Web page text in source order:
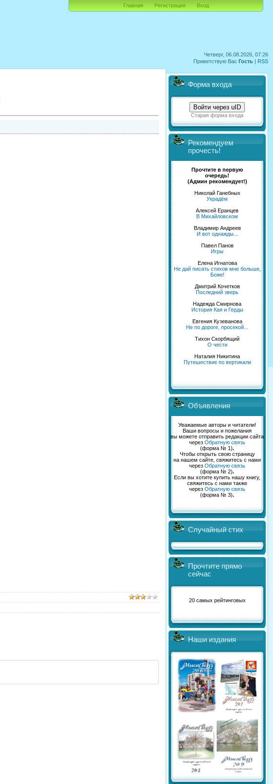
Четверг, 06.08.2026, 07:26
Приветствую Вас Гость | RSS
Главная Регистрация Вход
Форма входа
Войти через uID
Старая форма входа
Рекомендуем
прочесть!
Прочтите в первую
очередь!
(Админ рекомендует!)
Николай Ганебных
Украдём
Алексей Еранцев
В Михайловском
Владимир Андреев
И вот однажды...
Павел Панов
Игры
Елена Игнатова
Не дай писать стихов мне больше,
Боже!
Дмитрий Кочетков
Последний зверь
Надежда Смирнова
История Кая и Герды
Евгения Кузеванова
Не по дороге, просекой...
Тихон Скорбящий
О чести
Наталия Никитина
Путешествие по вертикали
Объявления
Уважаемые авторы и читатели!
Ваши вопросы и пожелания
вы можете отправить редакции сайта
через Обратную связь
(форма № 1).
Чтобы открыть свою страницу
на нашем сайте, свяжитесь с нами
через Обратную связь
(форма № 2).
Если вы хотите купить нашу книгу,
свяжитесь с нами также
через Обратную связь
(форма № 3).
Случайный стих
Прочтите прямо
сейчас
20 самых рейтинговых
Наши издания